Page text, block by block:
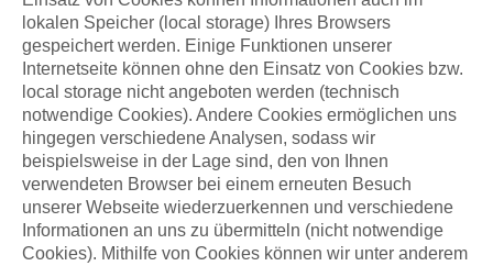
lokalen Speicher (local storage) Ihres Browsers
gespeichert werden. Einige Funktionen unserer
Internetseite können ohne den Einsatz von Cookies bzw.
local storage nicht angeboten werden (technisch
notwendige Cookies). Andere Cookies ermöglichen uns
hingegen verschiedene Analysen, sodass wir
beispielsweise in der Lage sind, den von Ihnen
verwendeten Browser bei einem erneuten Besuch
unserer Webseite wiederzuerkennen und verschiedene
Informationen an uns zu übermitteln (nicht notwendige
Cookies). Mithilfe von Cookies können wir unter anderem